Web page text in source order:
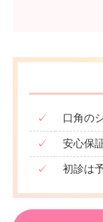
✓ 口角の
✓ 安心保
✓ 初診は